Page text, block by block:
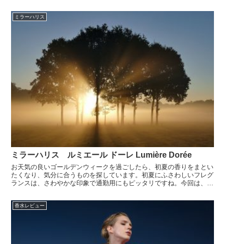
ミラーハリス
ミラーハリス ルミエール ドーレ Lumière Dorée
お天気の良いゴールデンウィークを過ごしたら、初夏の香りをまとい
たくなり、気分に合うものを探しています。初夏にふさわしいフレグ
ランスは、さわやかな印象で通勤用にもピッタリですね。今回は、ミ
香水レビュー